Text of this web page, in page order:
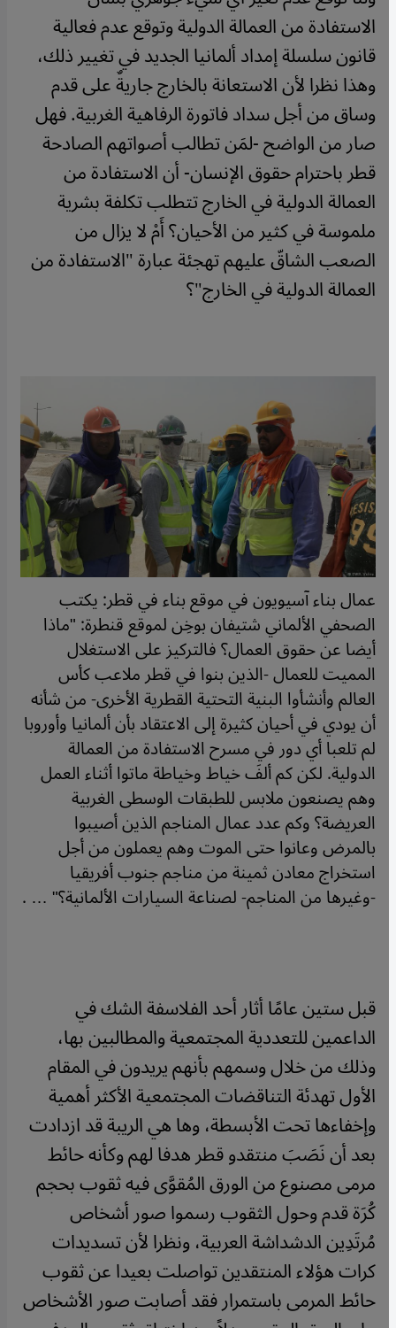
الاستفادة من العمالة الدولية وتوقع عدم فعالية
قانون سلسلة إمداد ألمانيا الجديد في تغيير ذلك،
وهذا نظرا لأن الاستعانة بالخارج جاريةٌ على قدم
وساق من أجل سداد فاتورة الرفاهية الغربية. فهل
صار من الواضح -لمَن تطالب أصواتهم الصادحة
قطر باحترام حقوق الإنسان- أن الاستفادة من
العمالة الدولية في الخارج تتطلب تكلفة بشرية
ملموسة في كثير من الأحيان؟ أَمْ لا يزال من
الصعب الشاقّ عليهم تهجئة عبارة "الاستفادة من
العمالة الدولية في الخارج"؟
عمال بناء آسيويون في موقع بناء في قطر: يكتب
الصحفي الألماني شتيفان بوخِن لموقع قنطرة: "ماذا
أيضا عن حقوق العمال؟ فالتركيز على الاستغلال
المميت للعمال -الذين بنوا في قطر ملاعب كأس
العالم وأنشأوا البنية التحتية القطرية الأخرى- من شأنه
أن يودي في أحيان كثيرة إلى الاعتقاد بأن ألمانيا وأوروبا
لم تلعبا أي دور في مسرح الاستفادة من العمالة
الدولية. لكن كم ألفَ خياط وخياطة ماتوا أثناء العمل
وهم يصنعون ملابس للطبقات الوسطى الغربية
العريضة؟ وكم عدد عمال المناجم الذين أصيبوا
بالمرض وعانوا حتى الموت وهم يعملون من أجل
استخراج معادن ثمينة من مناجم جنوب أفريقيا
-وغيرها من المناجم- لصناعة السيارات الألمانية؟" … .
قبل ستين عامًا أثار أحد الفلاسفة الشك في
الداعمين للتعددية المجتمعية والمطالبين بها،
وذلك من خلال وسمهم بأنهم يريدون في المقام
الأول تهدئة التناقضات المجتمعية الأكثر أهمية
وإخفاءها تحت الأبسطة، وها هي الريبة قد ازدادت
بعد أن نَصَبَ منتقدو قطر هدفا لهم وكأنه حائط
مرمى مصنوع من الورق المُقوَّى فيه ثقوب بحجم
كُرَة قدم وحول الثقوب رسموا صور أشخاص
مُرتَدِين الدشداشة العربية، ونظرا لأن تسديدات
كرات هؤلاء المنتقدين تواصلت بعيدا عن ثقوب
حائط المرمى باستمرار فقد أصابت صور الأشخاص